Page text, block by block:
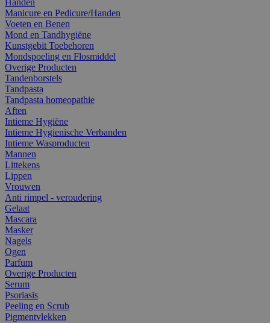
Manicure en Pedicure/Handen
Voeten en Benen
Mond en Tandhygiëne
Kunstgebit Toebehoren
Mondspoeling en Flosmiddel
Overige Producten
Tandenborstels
Tandpasta
Tandpasta homeopathie
Aften
Intieme Hygiëne
Intieme Hygienische Verbanden
Intieme Wasproducten
Mannen
Littekens
Lippen
Vrouwen
Anti rimpel - veroudering
Gelaat
Mascara
Masker
Nagels
Ogen
Parfum
Overige Producten
Serum
Psoriasis
Peeling en Scrub
Pigmentvlekken